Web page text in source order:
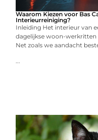
Waarom Kiezen voor Bas
Interieurreiniging?
Inleiding Het interieur van
dagelijkse woon-
Net zoals we aandacht
...